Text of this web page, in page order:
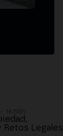
Legales